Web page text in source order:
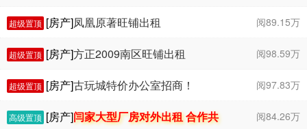
阅89.15万
超级置顶 [房产]凤凰原著旺铺出租
阅98.59万
超级置顶 [房产]方正2009南区旺铺出租
阅97.83万
超级置顶 [房产]古玩城特价办公室招商！
阅84.26万
高级置顶 [房产]闫家大型厂房对外出租 合作共